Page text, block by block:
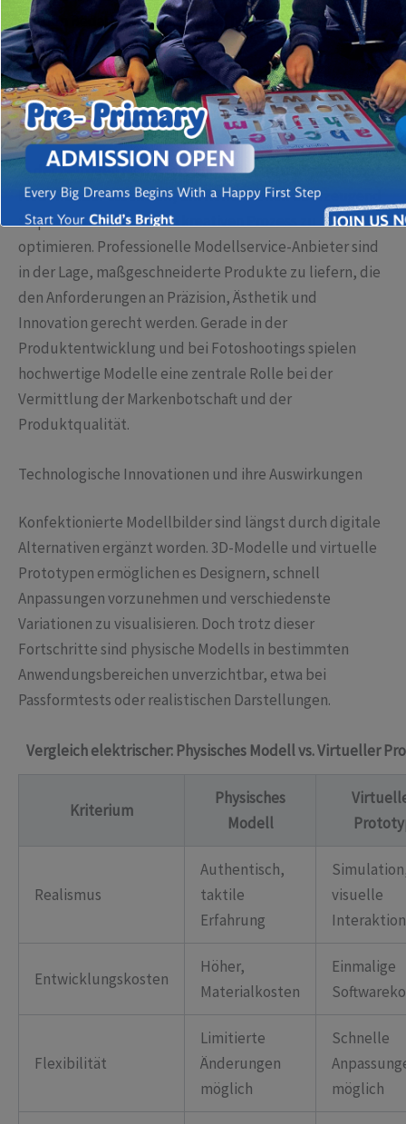
um den Bedarf an individuellen, hochwertigen Modellen
zu decken.
Die Bedeutung hochwertiger Modellentwicklung in der
Mode
In der heutigen Modewelt sind virtuelle und physische
Modellbilder essenziell, um Kollektionen überzeugend
zu präsentieren und den kreativen Prozess zu
optimieren. Professionelle Modellservice-Anbieter sind
in der Lage, maßgeschneiderte Produkte zu liefern, die
den Anforderungen an Präzision, Ästhetik und
Innovation gerecht werden. Gerade in der
Produktentwicklung und bei Fotoshootings spielen
hochwertige Modelle eine zentrale Rolle bei der
Vermittlung der Markenbotschaft und der
Produktqualität.
Technologische Innovationen und ihre Auswirkungen
Konfektionierte Modellbilder sind längst durch digitale
Alternativen ergänzt worden. 3D-Modelle und virtuelle
Prototypen ermöglichen es Designern, schnell
Anpassungen vorzunehmen und verschiedenste
Variationen zu visualisieren. Doch trotz dieser
Fortschritte sind physische Modells in bestimmten
Anwendungsbereichen unverzichtbar, etwa bei
Passformtests oder realistischen Darstellungen.
Vergleich elektrischer: Physisches Modell vs. Virtueller
Kriterium
Physisches
Modell
Realismus
Authentisch,
taktile
Erfahrung
visuelle
Interaktion
Entwicklungskosten
Höher,
Materialkosten
Einmalige
Flexibilität
Limitierte
Änderungen
möglich
Schnelle
möglich